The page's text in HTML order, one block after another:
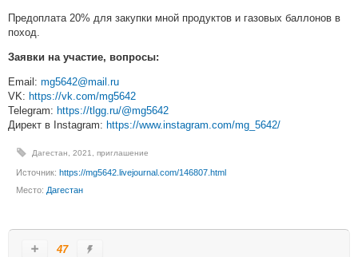
Предоплата 20% для закупки мной продуктов и газовых баллонов в
поход.
Заявки на участие, вопросы:
Email: mg5642@mail.ru
VK: https://vk.com/mg5642
Telegram: https://tlgg.ru/@mg5642
Директ в Instagram: https://www.instagram.com/mg_5642/
Дагестан 2021 приглашение
Источник: https://mg5642.livejournal.com/146807.html
Место: Дагестан
47